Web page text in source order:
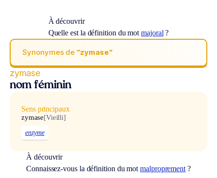
À découvrir
Quelle est la définition du motmajoral ?
Synonymes de “zymase“
zymase
nom féminin
Sens principaux
zymase[Vieilli]
enzyme
À découvrir
Connaissez-vous la définition du motmalproprement ?